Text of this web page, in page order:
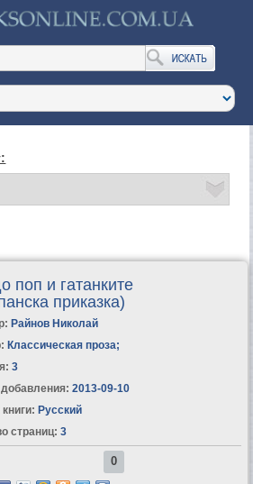
поп и гатанките
приказка)
Райнов Николай
Классическая проза;
3
2013-09-10
Русский
страниц: 3
0